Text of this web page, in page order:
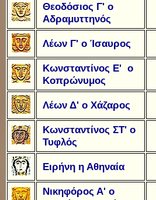
Θεοδόσιος Γ' ο
Αδραμυττηνός
Λέων Γ' ο Ίσαυρος
Κωνσταντίνος Ε' ο
Κοπρώνυμος
Λέων Δ' ο Χάζαρος
Κωνσταντίνος ΣΤ' ο
Τυφλός
Ειρήνη η Αθηναία
Νικηφόρος Α' ο